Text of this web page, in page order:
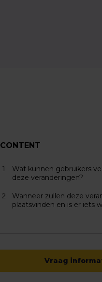
CONTENT
Wat kunnen gebruikers
deze veranderingen?
Wanneer zullen deze
plaatsvinden en is er iets
Vraag